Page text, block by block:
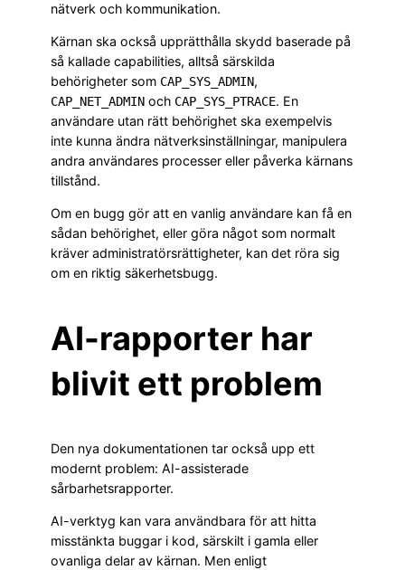
nätverk och kommunikation.
Kärnan ska också upprätthålla skydd baserade på
så kallade capabilities, alltså särskilda
behörigheter som CAP_SYS_ADMIN,
CAP_NET_ADMIN och CAP_SYS_PTRACE. En
användare utan rätt behörighet ska exempelvis
inte kunna ändra nätverksinställningar, manipulera
andra användares processer eller påverka kärnans
tillstånd.
Om en bugg gör att en vanlig användare kan få en
sådan behörighet, eller göra något som normalt
kräver administratörsrättigheter, kan det röra sig
om en riktig säkerhetsbugg.
AI-rapporter har
blivit ett problem
Den nya dokumentationen tar också upp ett
modernt problem: AI-assisterade
sårbarhetsrapporter.
AI-verktyg kan vara användbara för att hitta
misstänkta buggar i kod, särskilt i gamla eller
ovanliga delar av kärnan. Men enligt